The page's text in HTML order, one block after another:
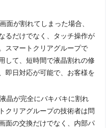
面が割れてしまった場合、
るだけでなく、タッチ操作が
スマートクリアグループで
して、短時間で液晶割れの修
即日対応が可能で、お客様を
晶が完全にバキバキに割れ
クリアグループの技術者は問
面の交換だけでなく、内部パ